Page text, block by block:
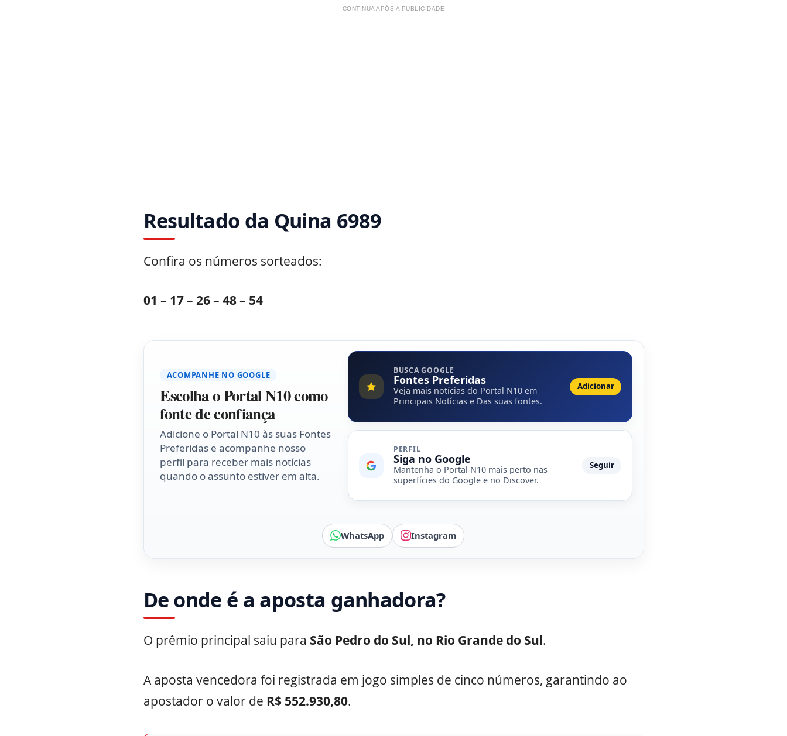
CONTINUA APÓS A PUBLICIDADE
Resultado da Quina 6989
Confira os números sorteados:
01 – 17 – 26 – 48 – 54
ACOMPANHE NO GOOGLE
Escolha o Portal N10 como
fonte de confiança
Adicione o Portal N10 às suas Fontes
Preferidas e acompanhe nosso
perfil para receber mais notícias
quando o assunto estiver em alta.
BUSCA GOOGLE
Fontes Preferidas
Veja mais notícias do Portal N10 em
Principais Notícias e Das suas fontes.
Adicionar
PERFIL
Siga no Google
Mantenha o Portal N10 mais perto nas
superfícies do Google e no Discover.
Seguir
WhatsApp Instagram
De onde é a aposta ganhadora?
O prêmio principal saiu para São Pedro do Sul, no Rio Grande do Sul.
A aposta vencedora foi registrada em jogo simples de cinco números, garantindo ao
apostador o valor de R$ 552.930,80.